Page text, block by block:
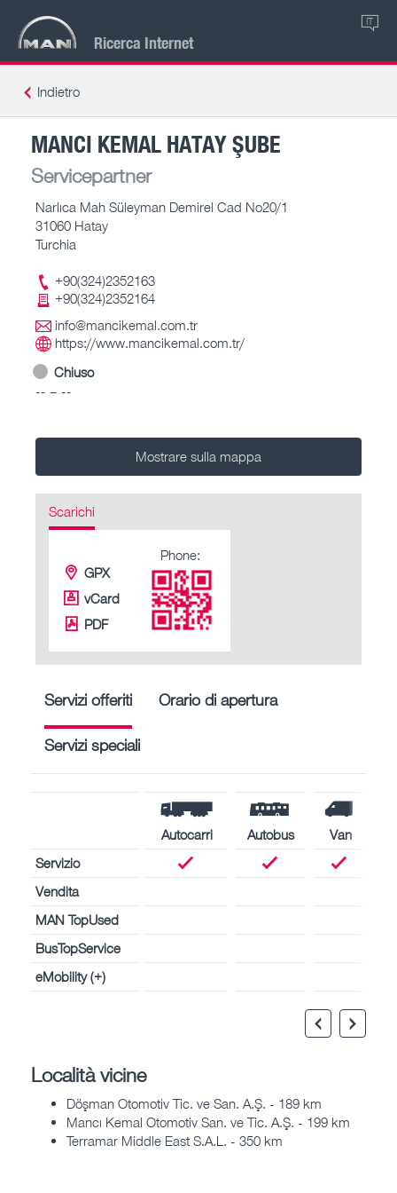
Ricerca Internet
IT
Indietro
MANCI KEMAL HATAY ŞUBE
Servicepartner
Narlıca Mah Süleyman Demirel Cad No20/1
31060 Hatay
Turchia
+90(324)2352163
+90(324)2352164
info@mancikemal.com.tr
https://www.mancikemal.com.tr/
Chiuso
-- – --
Mostrare sulla mappa
Scarichi
GPX
vCard
PDF
Phone:
Servizi offeriti Orario di apertura
Servizi speciali
Autocarri Autobus
Van
Servizio
Vendita
MAN TopUsed
BusTopService
eMobility (+)
Località vicine
Döşman Otomotiv Tic. ve San. A.Ş. - 189 km
Mancı Kemal Otomotiv San. ve Tic. A.Ş. - 199 km
Terramar Middle East S.A.L. - 350 km